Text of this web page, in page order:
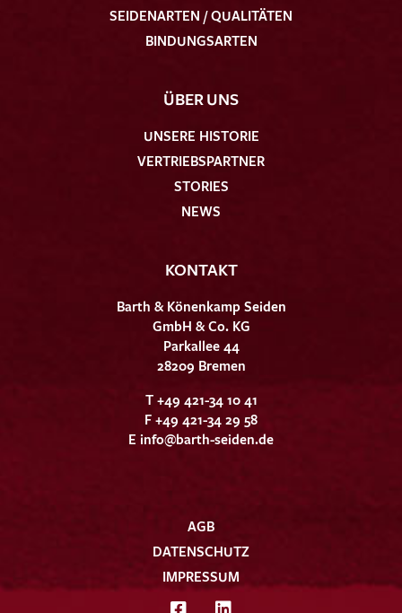
SEIDENARTEN / QUALITÄTEN
BINDUNGSARTEN
ÜBER UNS
UNSERE HISTORIE
VERTRIEBSPARTNER
STORIES
NEWS
KONTAKT
Barth & Könenkamp Seiden
GmbH & Co. KG
Parkallee 44
28209 Bremen
T +49 421-34 10 41
F +49 421-34 29 58
E info@barth-seiden.de
AGB
DATENSCHUTZ
IMPRESSUM